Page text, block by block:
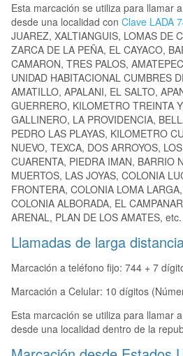
Esta marcación se utiliza para llamar
desde una localidad con Clave LADA
JUAREZ, XALTIANGUIS, LOMAS DE
ZARCA DE LA PEÑA, EL CAYACO,
CAMARON, TRES PALOS,
UNIDAD HABITACIONAL CUMBRES
AMATILLO, APALANI, EL SALTO,
GUERRERO, KILOMETRO TREINTA
GALLINERO, LA PROVIDENCIA,
PEDRO LAS PLAYAS, KILOMETRO
NUEVO, TEXCA, DOS ARROYOS,
CUARENTA, PIEDRA IMAN, BARRIO
MUERTOS, LAS JOYAS, COLONIA
FRONTERA, COLONIA LOMA
COLONIA ALBORADA, EL
ARENAL, PLAN DE LOS AMATES, etc.
Llamadas de larga
Marcación a teléfono fijo: 744 + 7
Marcación a Celular: 10 dígitos
Esta marcación se utiliza para llamar
desde una localidad dentro de la